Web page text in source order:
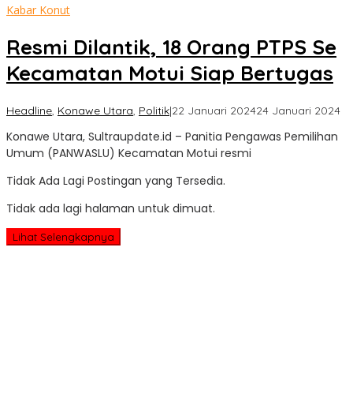
Kabar Konut
Resmi Dilantik, 18 Orang PTPS Se
Kecamatan Motui Siap Bertugas
Headline, Konawe Utara, Politik|22 Januari 202424 Januari 2024
Konawe Utara, Sultraupdate.id – Panitia Pengawas Pemilihan
Umum (PANWASLU) Kecamatan Motui resmi
Tidak Ada Lagi Postingan yang Tersedia.
Tidak ada lagi halaman untuk dimuat.
Lihat Selengkapnya